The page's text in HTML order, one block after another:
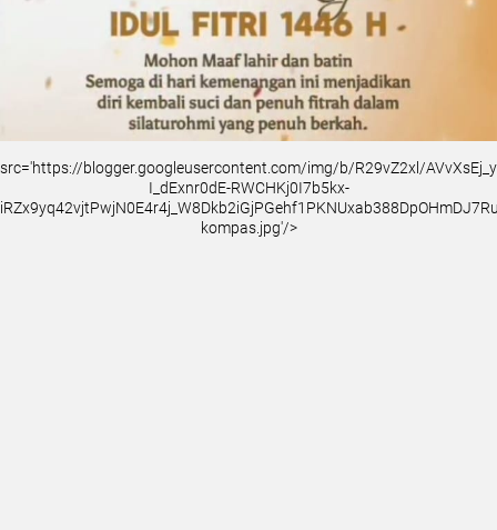
src='https://blogger.googleusercontent.com/img/b/R29vZ2xl/
I_dExnr0dE-RWCHKj0I7b5kx-
kompas.jpg'/>